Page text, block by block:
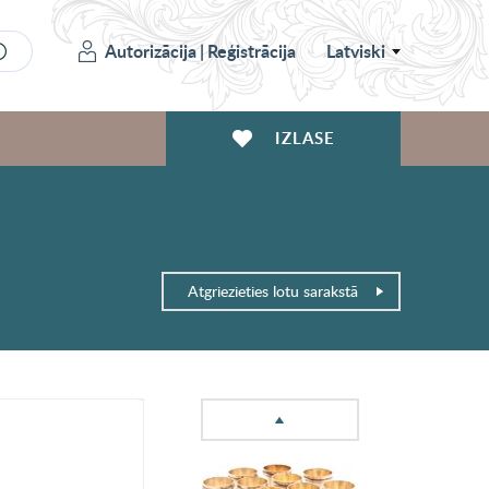
Autorizācija|Reģistrācija Latviski
IZLASE
Atgriezieties lotu sarakstā